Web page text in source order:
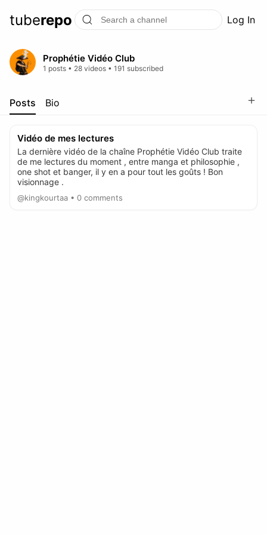
tuberepo Log In
Prophétie Vidéo Club
1 posts • 28 videos • 191 subscribed
Posts Bio ＋
Vidéo de mes lectures
La dernière vidéo de la chaîne Prophétie Vidéo Club traite
de me lectures du moment , entre manga et philosophie ,
one shot et banger, il y en a pour tout les goûts ! Bon
visionnage .
@kingkourtaa • 0 comments